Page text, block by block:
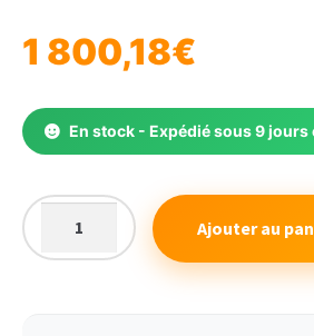
1 800,18€
En stock - Expédié sous 9 jours
quantité
de
Ajouter au